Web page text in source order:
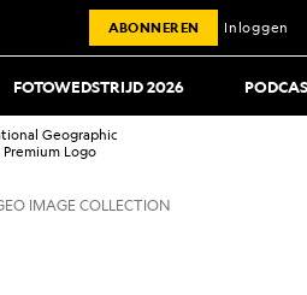
FOTOWEDSTRIJD 2026
ABONNEREN Inloggen
IMAGE COLLECTION